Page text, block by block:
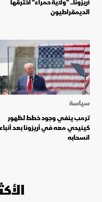
الديمقراطيون
سياسة
ترمب ينفي وجود خطط لظهور
كينيدي معه في أريزونا بعد أنباء
انسحابه